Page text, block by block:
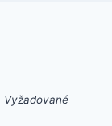
Vyžadované